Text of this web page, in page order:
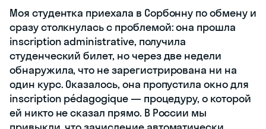
Моя студентка приехала в Сорбонну по обмену и
сразу столкнулась с проблемой: она прошла
inscription administrative, получила
студенческий билет, но через две недели
обнаружила, что не зарегистрирована ни на
один курс. Оказалось, она пропустила окно для
inscription pédagogique — процедуру, о которой
ей никто не сказал прямо. В России мы